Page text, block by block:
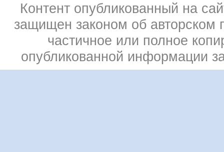
Контент опубликованный на
защищен законом об авторском
частичное или полное
опубликованной информации